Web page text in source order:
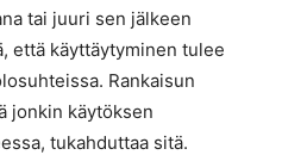
tai juuri sen jälkeen
että käyttäytyminen tulee
Rankaisun
jonkin käytöksen
tukahduttaa sitä.